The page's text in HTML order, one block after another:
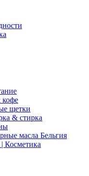
кофе
щетки
& стирка
масла Бельгия
Косметика